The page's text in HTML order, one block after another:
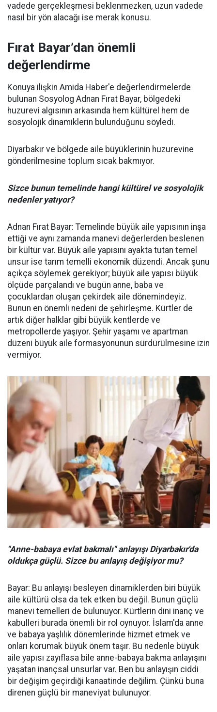
vadede gerçekleşmesi beklenmezken, uzun vadede
nasıl bir yön alacağı ise merak konusu.
Fırat Bayar’dan önemli
değerlendirme
Konuya ilişkin Amida Haber'e değerlendirmelerde
bulunan Sosyolog Adnan Fırat Bayar, bölgedeki
huzurevi algısının arkasında hem kültürel hem de
sosyolojik dinamiklerin bulunduğunu söyledi.
Diyarbakır ve bölgede aile büyüklerinin huzurevine
gönderilmesine toplum sıcak bakmıyor.
Sizce bunun temelinde hangi kültürel ve sosyolojik
nedenler yatıyor?
Adnan Fırat Bayar: Temelinde büyük aile yapısının inşa
ettiği ve aynı zamanda manevi değerlerden beslenen
bir kültür var. Büyük aile yapısını ayakta tutan temel
unsur ise tarım temelli ekonomik düzendi. Ancak şunu
açıkça söylemek gerekiyor; büyük aile yapısı büyük
ölçüde parçalandı ve bugün anne, baba ve
çocuklardan oluşan çekirdek aile dönemindeyiz.
Bunun en önemli nedeni de şehirleşme. Kürtler de
artık diğer halklar gibi büyük kentlerde ve
metropollerde yaşıyor. Şehir yaşamı ve apartman
düzeni büyük aile formasyonunun sürdürülmesine izin
vermiyor.
"Anne-babaya evlat bakmalı" anlayışı Diyarbakır'da
oldukça güçlü. Sizce bu anlayış değişiyor mu?
Bayar: Bu anlayışı besleyen dinamiklerden biri büyük
aile kültürü olsa da tek etken bu değil. Bunun güçlü
manevi temelleri de bulunuyor. Kürtlerin dini inanç ve
kabulleri burada önemli bir rol oynuyor. İslam'da anne
ve babaya yaşlılık dönemlerinde hizmet etmek ve
onları korumak büyük önem taşır. Bu nedenle büyük
aile yapısı zayıflasa bile anne-babaya bakma anlayışını
yaşatan inançsal unsurlar var. Ben bu anlayışın ciddi
bir değişim geçirdiği kanaatinde değilim. Çünkü buna
direnen güçlü bir maneviyat bulunuyor.